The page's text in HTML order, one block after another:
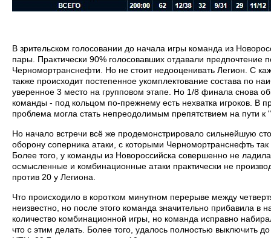
В зрительском голосовании до начала игры команда из
пары. Практически 90% голосовавших отдавали предпочтение
Черномортранснефти. Но не стоит недооценивать Легион. С
также происходит постепенное укомплектование состава по
уверенное 3 место на групповом этапе. Но 1/8 финала снова
команды - под кольцом по-прежнему есть нехватка игроков. В
проблема могла стать непреодолимым препятствием на пути к
Но начало встречи всё же продемонстрировало сильнейшую
оборону соперника атаки, с которыми Черномортранснефть
Более того, у команды из Новороссийска совершенно не
осмысленные и комбинационные атаки практически не
против 20 у Легиона.
Что происходило в коротком минутном перерыве между
неизвестно, но после этого команда значительно прибавила в
количество комбинационной игры, но команда исправно
что с этим делать. Более того, удалось полностью выключить